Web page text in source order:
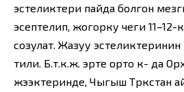
эстеликтери пайда болгон
эсептелип, жогорку чеги
созулат. Жазуу
тили. Б.т.к.ж. эрте орто к- да
жээктеринде, Чыгыш Түркстан